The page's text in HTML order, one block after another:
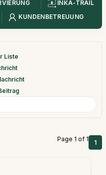
INKA-TRAIL
KUNDENBETREUUNG
Liste
Page 1 of 1 1